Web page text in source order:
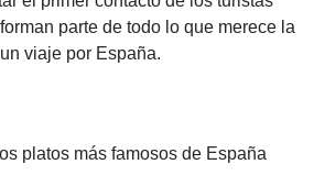
parte de todo lo que merece la
viaje por España.